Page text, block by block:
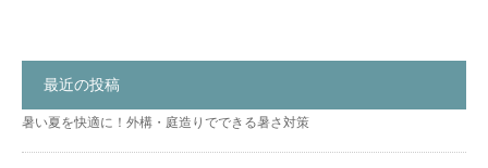
最近の投稿
暑い夏を快適に！外構・庭造りでできる暑さ対策